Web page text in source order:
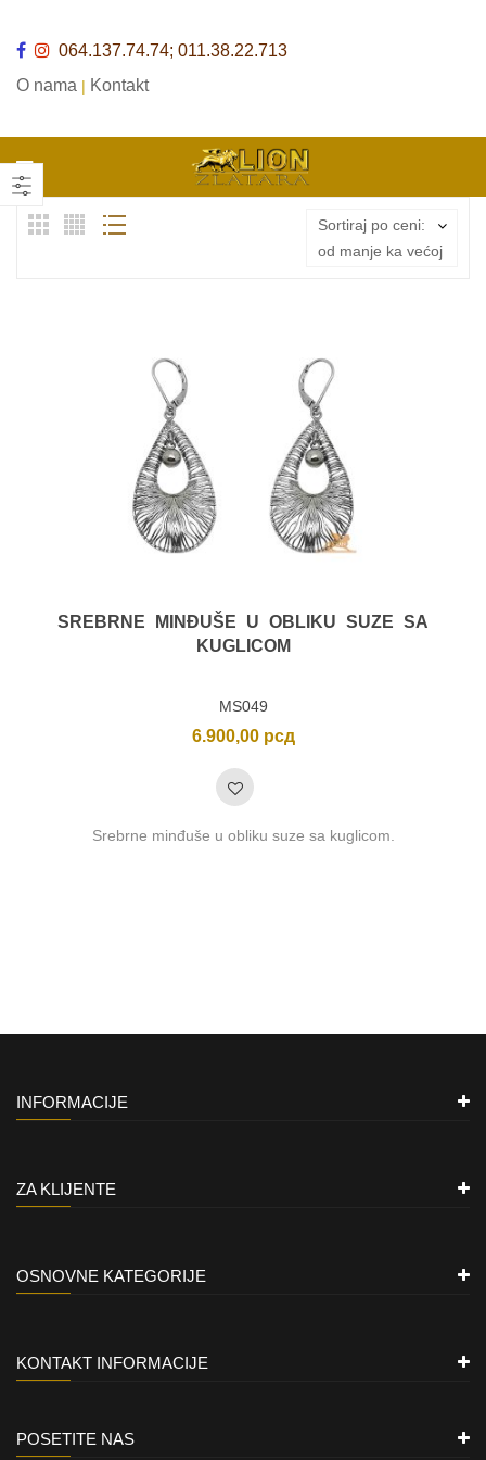
064.137.74.74; 011.38.22.713
O nama | Kontakt
Sortiraj po ceni:
od manje ka većoj
SREBRNE MINĐUŠE U OBLIKU SUZE SA
KUGLICOM
MS049
6.900,00 рсд
Srebrne minđuše u obliku suze sa kuglicom.
INFORMACIJE
ZA KLIJENTE
OSNOVNE KATEGORIJE
KONTAKT INFORMACIJE
POSETITE NAS